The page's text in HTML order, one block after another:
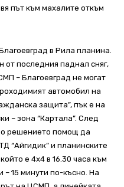
път към махалите откъм
в Рила планина.
от последния паднал сняг,
– Благоевград не могат
автомобил на
защита”, пък е на
– зона “Картала”. След
решението помощ да
“Айгидик” и планинските
е 4х4 в 16.30 часа към
15 минути по-късно. На